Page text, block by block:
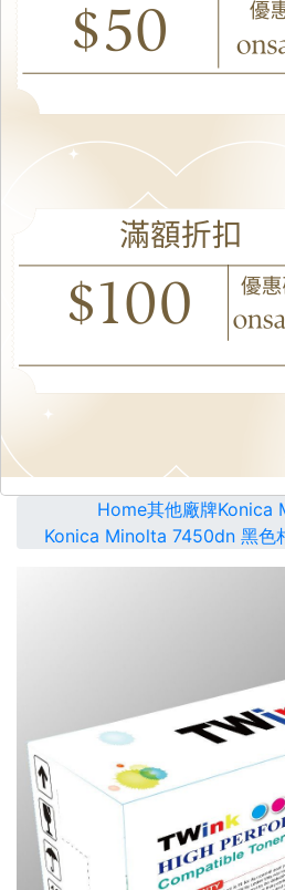
Home其他廠牌Konica
Konica Minolta 7450dn 黑色